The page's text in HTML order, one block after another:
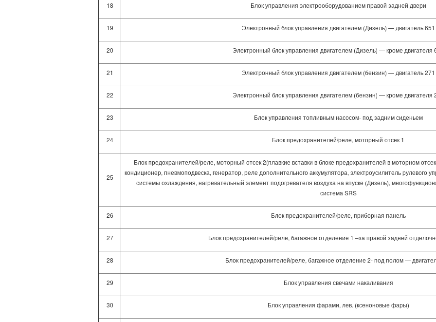
18 Блок управления электрооборудованием правой задней двери
19 Электронный блок управления двигателем (Дизель) — двигатель 651
20 Электронный блок управления двигателем (Дизель) — кроме двигателя
21 Электронный блок управления двигателем (бензин) — двигатель 271
22 Электронный блок управления двигателем (бензин) — кроме двигателя
23 Блок управления топливным насосом- под задним сиденьем
24 Блок предохранителей/реле, моторный отсек 1
25
Блок предохранителей/реле, моторный отсек 2(плавкие вставки в блоке предохранителей в моторном
кондиционер, пневмоподвеска, генератор, реле дополнительного аккумулятора, электроусилитель рулевого
системы охлаждения, нагревательный элемент подогревателя воздуха на впуске (Дизель),
система SRS
26 Блок предохранителей/реле, приборная панель
27 Блок предохранителей/реле, багажное отделение 1 –за правой задней
28 Блок предохранителей/реле, багажное отделение 2- под полом —
29 Блок управления свечами накаливания
30 Блок управления фарами, лев. (ксеноновые фары)